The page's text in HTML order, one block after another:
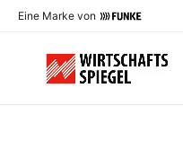
Eine Marke von